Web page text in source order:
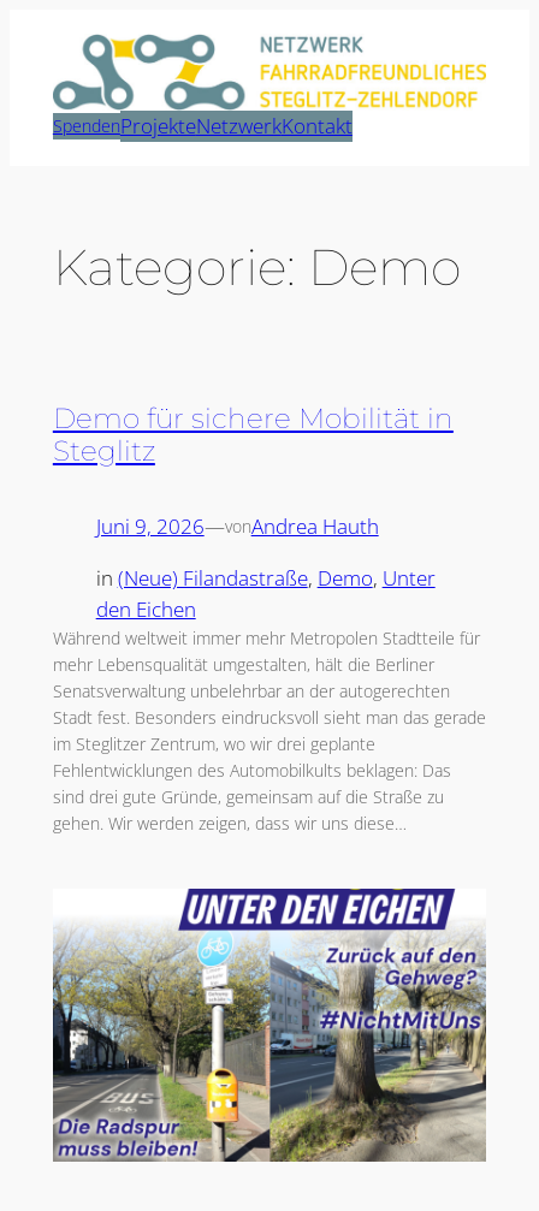
springen
SpendenProjekteNetzwerkKontakt
Kategorie: Demo
Demo für sichere Mobilität in
Steglitz
Juni 9, 2026—vonAndrea Hauth
in (Neue) Filandastraße, Demo, Unter
den Eichen
Während weltweit immer mehr Metropolen Stadtteile für
mehr Lebensqualität umgestalten, hält die Berliner
Senatsverwaltung unbelehrbar an der autogerechten
Stadt fest. Besonders eindrucksvoll sieht man das gerade
im Steglitzer Zentrum, wo wir drei geplante
Fehlentwicklungen des Automobilkults beklagen: Das
sind drei gute Gründe, gemeinsam auf die Straße zu
gehen. Wir werden zeigen, dass wir uns diese…